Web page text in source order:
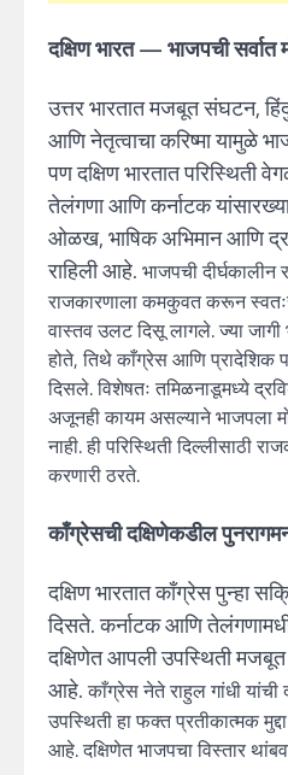
दक्षिण भारत — भाजपची
उत्तर भारतात मजबूत संघटन,
आणि नेतृत्वाचा करिष्मा यामुळे
पण दक्षिण भारतात परिस्थिती
तेलंगणा आणि कर्नाटक
ओळख, भाषिक अभिमान आणि
राहिली आहे. भाजपची
राजकारणाला कमकुवत करून
वास्तव उलट दिसू लागले. ज्या
होते, तिथे काँग्रेस आणि प्रादेशिक
दिसले. विशेषतः तमिळनाडूमध्ये
अजूनही कायम असल्याने भाजपला
नाही. ही परिस्थिती दिल्लीसाठी
करणारी ठरते.
काँग्रेसची दक्षिणेकडील
दक्षिण भारतात काँग्रेस पुन्हा
दिसते. कर्नाटक आणि
दक्षिणेत आपली उपस्थिती
आहे.काँग्रेस नेते राहुल गांधी
उपस्थिती हा फक्त प्रतीकात्मक
आहे. दक्षिणेत भाजपचा विस्तार